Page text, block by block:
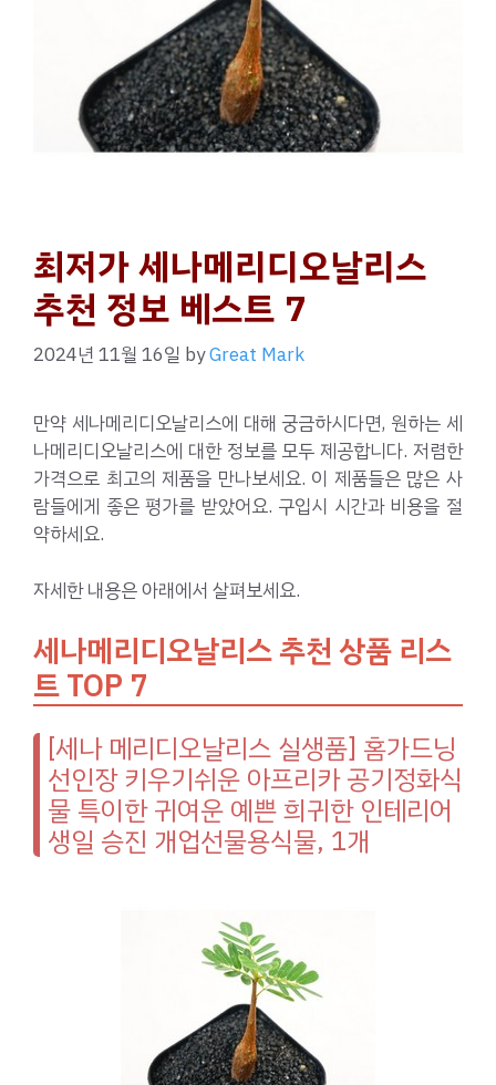
최저가 세나메리디오날리스
추천 정보 베스트 7
2024년 11월 16일 byGreat Mark
만약 세나메리디오날리스에 대해 궁금하시다면, 원하는 세
나메리디오날리스에 대한 정보를 모두 제공합니다. 저렴한
가격으로 최고의 제품을 만나보세요. 이 제품들은 많은 사
람들에게 좋은 평가를 받았어요. 구입시 시간과 비용을 절
약하세요.
자세한 내용은 아래에서 살펴보세요.
세나메리디오날리스 추천 상품 리스
트 TOP 7
[세나 메리디오날리스 실생품] 홈가드닝
선인장 키우기쉬운 아프리카 공기정화식
물 특이한 귀여운 예쁜 희귀한 인테리어
생일 승진 개업선물용식물, 1개